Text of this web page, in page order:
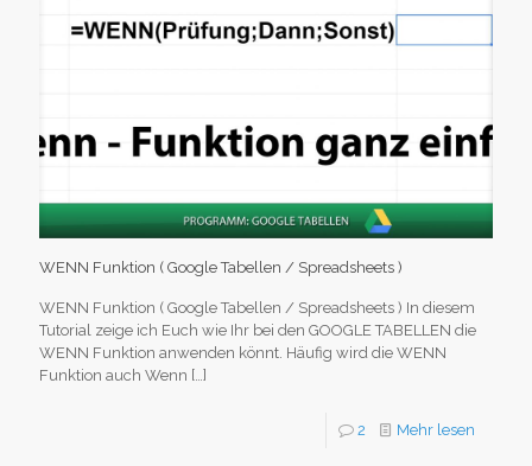
WENN Funktion ( Google Tabellen / Spreadsheets )
WENN Funktion ( Google Tabellen / Spreadsheets ) In diesem
Tutorial zeige ich Euch wie Ihr bei den GOOGLE TABELLEN die
WENN Funktion anwenden könnt. Häufig wird die WENN
Funktion auch Wenn […]
2 Mehr lesen